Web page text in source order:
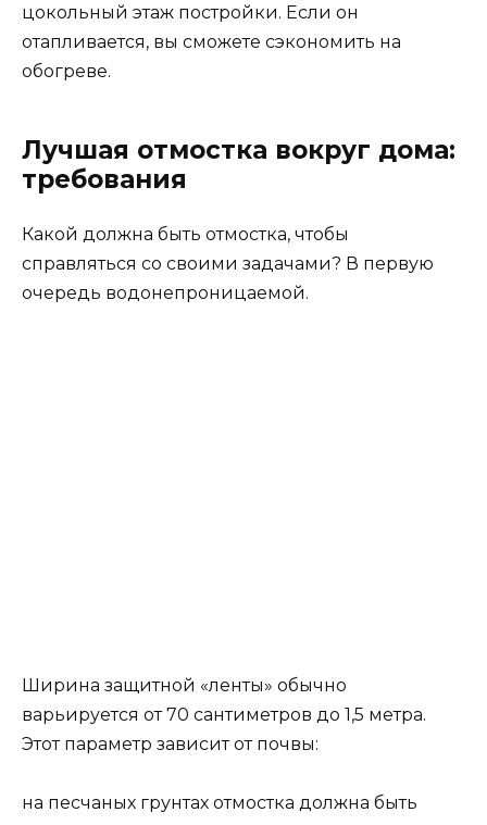
цокольный этаж постройки. Если он
отапливается, вы сможете сэкономить на
обогреве.
Лучшая отмостка вокруг дома:
требования
Какой должна быть отмостка, чтобы
справляться со своими задачами? В первую
очередь водонепроницаемой.
Ширина защитной «ленты» обычно
варьируется от 70 сантиметров до 1,5 метра.
Этот параметр зависит от почвы:
на песчаных грунтах отмостка должна быть